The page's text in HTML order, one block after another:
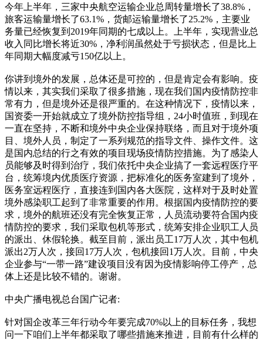
今年上半年，三家中央航空运输企业总周转量增长了38.8%，
旅客运输量增长了63.1%，货邮运输量增长了25.2%，主要业
务量已经恢复到2019年同期的七成以上。上半年，实现营业总
收入同比增长将近30%，净利润虽然处于亏损状态，但是比上
年同期大幅度减亏150亿以上。
你讲到境外的发展，总体还是可控的，但是肯定会有影响。疫
情以来，其实我们采取了很多措施，现在我们国内疫情防控非
常有力，但是境外还是很严重的。在这种情况下，疫情以来，
国资委一开始就成立了境外防控指导组，24小时值班，到现在
一直在坚持，不断和境外中央企业保持联络，而且对于境外项
目、境外人员，制定了一系列规范的指导文件、操作文件。这
是国内总结的行之有效的项目现场疫情防控措施。为了感染人
员能够及时得到治疗，我们依托中央企业搞了一套远程医疗平
台，统筹境内优质医疗资源，把标准化的医务室建到了境外，
医务室远程医疗，直接连到国内各大医院，这样对于及时处置
境外感染职工起到了非常重要的作用。根据国内疫情防控的要
求，境外的航班还没有完全恢复正常，人员流动要符合国内疫
情防控的要求，我们采取包机等形式，统筹安排企业职工人员
的派出、休假轮换。截至目前，派出员工17万人次，其中包机
派出2万人次，接回17万人次，包机接回1万人次。目前，中央
企业参与“一带一路”建设项目没有因为疫情影响停工停产，总
体上还是比较不错的。谢谢。
中央广播电视总台国广记者:
针对国企改革三年行动今年要完成70%以上的目标任务，我想
问一下咱们上半年都采取了哪些措施来推进，目前有什么样的